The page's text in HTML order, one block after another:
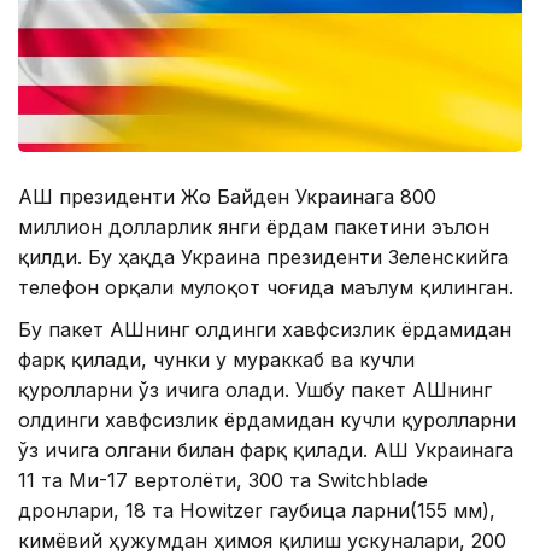
АҚШ президенти Жо Байден Украинага 800
миллион долларлик янги ёрдам пакетини эълон
қилди. Бу ҳақда Украина президенти Зеленскийга
телефон орқали мулоқот чоғида маълум қилинган.
Бу пакет АҚШнинг олдинги хавфсизлик ёрдамидан
фарқ қилади, чунки у мураккаб ва кучли
қуролларни ўз ичига олади. Ушбу пакет АҚШнинг
олдинги хавфсизлик ёрдамидан кучли қуролларни
ўз ичига олгани билан фарқ қилади. АҚШ Украинага
11 та Ми-17 вертолёти, 300 та Switchblade
дронлари, 18 та Howitzer гаубица ларни(155 мм),
кимёвий ҳужумдан ҳимоя қилиш ускуналари, 200